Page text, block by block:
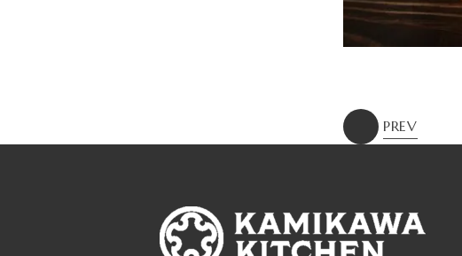
PREV